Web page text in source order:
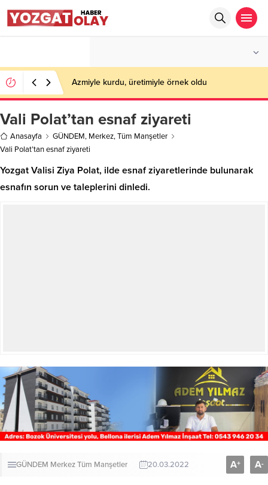
Azmiyle kurdu, üretimiyle örnek oldu
Vali Polat’tan esnaf ziyareti
Anasayfa GÜNDEM, Merkez,Tüm Manşetler
Vali Polat’tan esnaf ziyareti
Yozgat Valisi Ziya Polat, ilde esnaf ziyaretlerinde bulunarak
esnafın sorun ve taleplerini dinledi.
GÜNDEM MerkezTüm Manşetler 20.03.2022 A+ A-